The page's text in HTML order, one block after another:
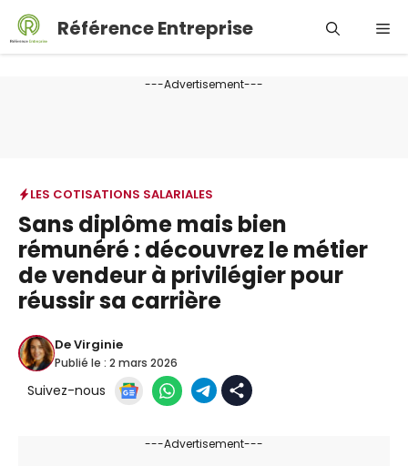
Aller
contenu
Référence Entreprise
---Advertisement---
LES COTISATIONS SALARIALES
Sans diplôme mais bien
rémunéré : découvrez le métier
de vendeur à privilégier pour
réussir sa carrière
DeVirginie
Publié le : 2 mars 2026
Suivez-nous
---Advertisement---